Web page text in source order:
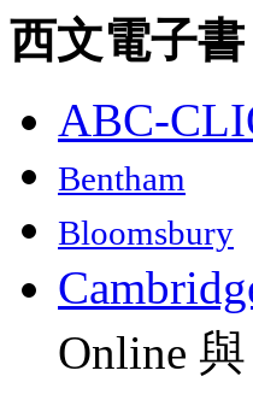
西文電子書
ABC-
Bentham
Bloomsbury
Online